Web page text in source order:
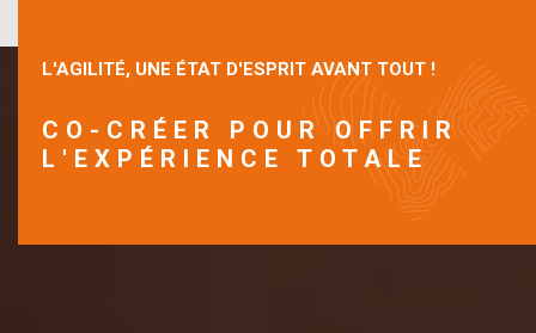
L'AGILITÉ, UNE ÉTAT D'ESPRIT AVANT TOUT !
CO-CRÉER POUR OFFRIR
L'EXPÉRIENCE TOTALE